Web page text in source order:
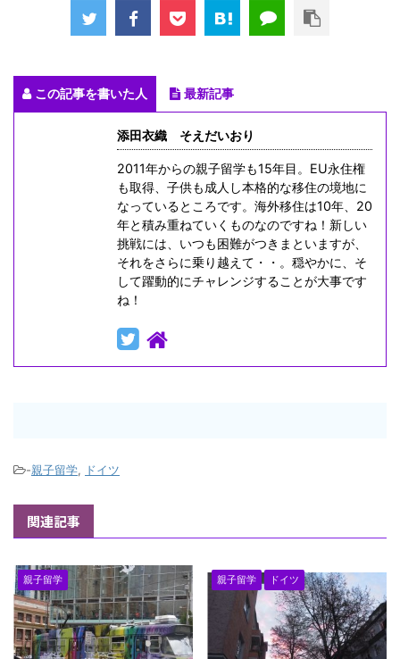
この記事を書いた人 最新記事
添田衣織 そえだいおり
2011年からの親子留学も15年目。EU永住権
も取得、子供も成人し本格的な移住の境地に
なっているところです。海外移住は10年、20
年と積み重ねていくものなのですね！新しい
挑戦には、いつも困難がつきまといますが、
それをさらに乗り越えて・・。穏やかに、そ
して躍動的にチャレンジすることが大事です
ね！
-親子留学, ドイツ
関連記事
親子留学 親子留学 ドイツ